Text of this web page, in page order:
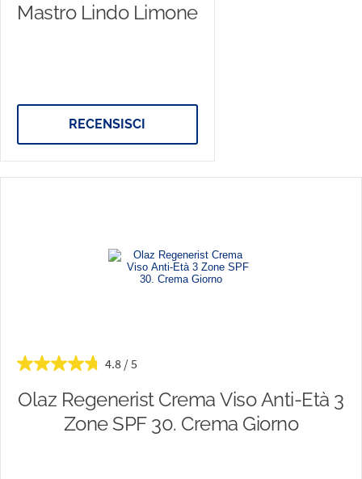
Mastro Lindo Limone
RECENSISCI
4.8
Olaz Regenerist Crema Viso Anti-Età 3
Zone SPF 30. Crema Giorno